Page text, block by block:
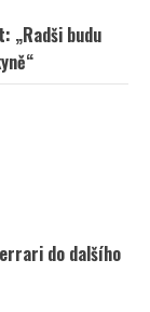
„Radši budu
do dalšího